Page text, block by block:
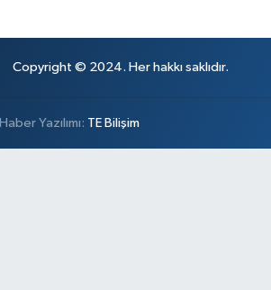
Copyright © 2024. Her hakkı saklıdır.
Haber Yazılımı: TE Bilişim